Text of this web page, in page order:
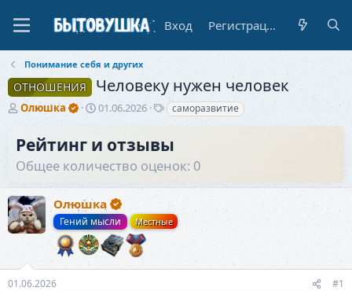
Вход Регистрация
Понимание себя и других
ОТНОШЕНИЯ Человеку нужен человек
А
о
р
е
м
ы
Олюшка
Д
а
н
ч
а
л
а
01.06.2026
Т
и
саморазвитие
Рейтинг и отзывы
Общее количество оценок: 0
Олюшка
Гений мысли Местные
01.06.2026 #1